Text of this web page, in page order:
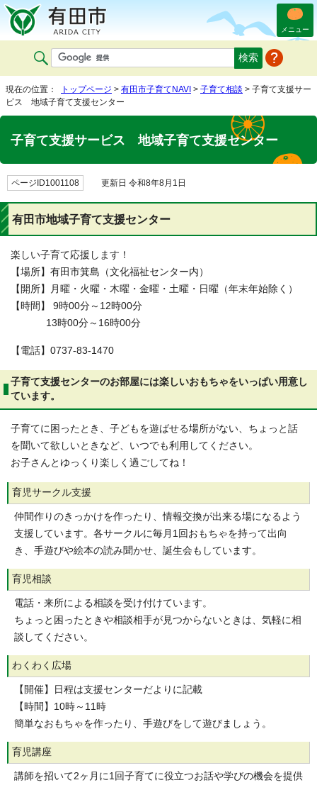
メニュー
現在の位置： トップページ > 有田市子育てNAVI > 子育て相談 > 子育て支援サー
ビス 地域子育て支援センター
子育て支援サービス 地域子育て支援センター
ページID1001108 更新日 令和8年8月1日
有田市地域子育て支援センター
楽しい子育て応援します！
【場所】有田市箕島（文化福祉センター内）
【開所】月曜・火曜・木曜・金曜・土曜・日曜（年末年始除く）
【時間】 9時00分～12時00分
13時00分～16時00分
【電話】0737-83-1470
子育て支援センターのお部屋には楽しいおもちゃをいっぱい用意し
ています。
子育てに困ったとき、子どもを遊ばせる場所がない、ちょっと話
を聞いて欲しいときなど、いつでも利用してください。
お子さんとゆっくり楽しく過ごしてね！
育児サークル支援
仲間作りのきっかけを作ったり、情報交換が出来る場になるよう
支援しています。各サークルに毎月1回おもちゃを持って出向
き、手遊びや絵本の読み聞かせ、誕生会もしています。
育児相談
電話・来所による相談を受け付けています。
ちょっと困ったときや相談相手が見つからないときは、気軽に相
談してください。
わくわく広場
【開催】日程は支援センターだよりに記載
【時間】10時～11時
簡単なおもちゃを作ったり、手遊びをして遊びましょう。
育児講座
講師を招いて2ヶ月に1回子育てに役立つお話や学びの機会を提供